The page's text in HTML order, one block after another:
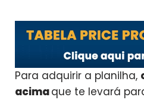
Para adquirir a planilha,
acimaque te levará